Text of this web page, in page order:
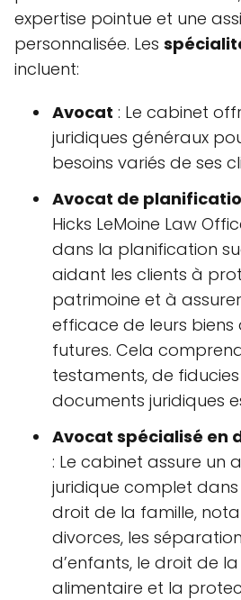
expertise pointue et une
personnalisée. Les
incluent:
Avocat : Le cabinet
juridiques généraux
besoins variés de ses
Avocat de
Hicks LeMoine Law
dans la planification
aidant les clients à
patrimoine et à
efficace de leurs biens
futures. Cela
testaments, de
documents juridiques
Avocat spécialisé en
: Le cabinet assure un
juridique complet
droit de la famille,
divorces, les
d’enfants, le droit de
alimentaire et la